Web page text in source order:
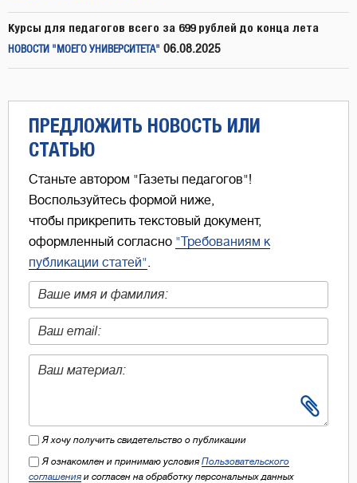
Курсы для педагогов всего за 699 рублей до конца лета
НОВОСТИ "МОЕГО УНИВЕРСИТЕТА" 06.08.2025
ПРЕДЛОЖИТЬ НОВОСТЬ ИЛИ
СТАТЬЮ
Станьте автором "Газеты педагогов"!
Воспользуйтесь формой ниже,
чтобы прикрепить текстовый документ,
оформленный согласно "Требованиям к
публикации статей"
Я хочу получить свидетельство о публикации
Я ознакомлен и принимаю условия Пользовательского
соглашения и согласен на обработку персональных данных